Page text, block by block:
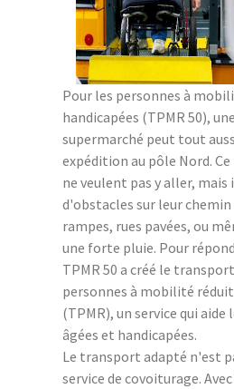
Pour les personnes à
handicapées (TPMR 50),
supermarché peut tout
expédition au pôle Nord.
ne veulent pas y aller, mais
d'obstacles sur leur chemin
rampes, rues pavées, ou
une forte pluie. Pour
TPMR 50 a créé le
personnes à mobilité
(TPMR), un service qui aide
âgées et handicapées.
Le transport adapté n'est
service de covoiturage.